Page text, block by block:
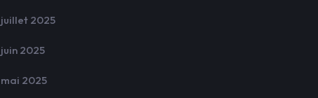
juillet 2025
juin 2025
mai 2025